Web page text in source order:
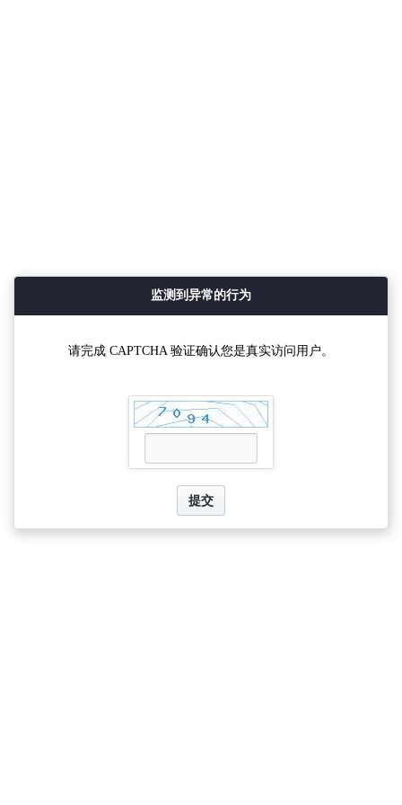
监测到异常的行为
请完成 CAPTCHA 验证确认您是真实访问用户。